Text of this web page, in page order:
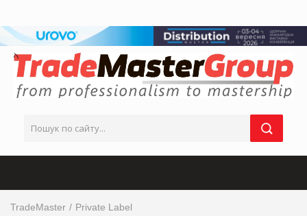
TradeMaster Private Label